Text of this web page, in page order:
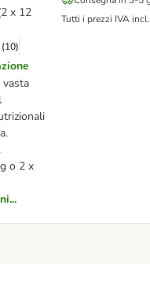
x 12
(10)
o 2 x
Tutti i prezzi IVA incl.